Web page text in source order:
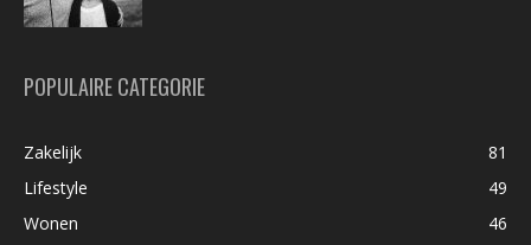
POPULAIRE CATEGORIE
Zakelijk
81
Lifestyle
49
Wonen
46